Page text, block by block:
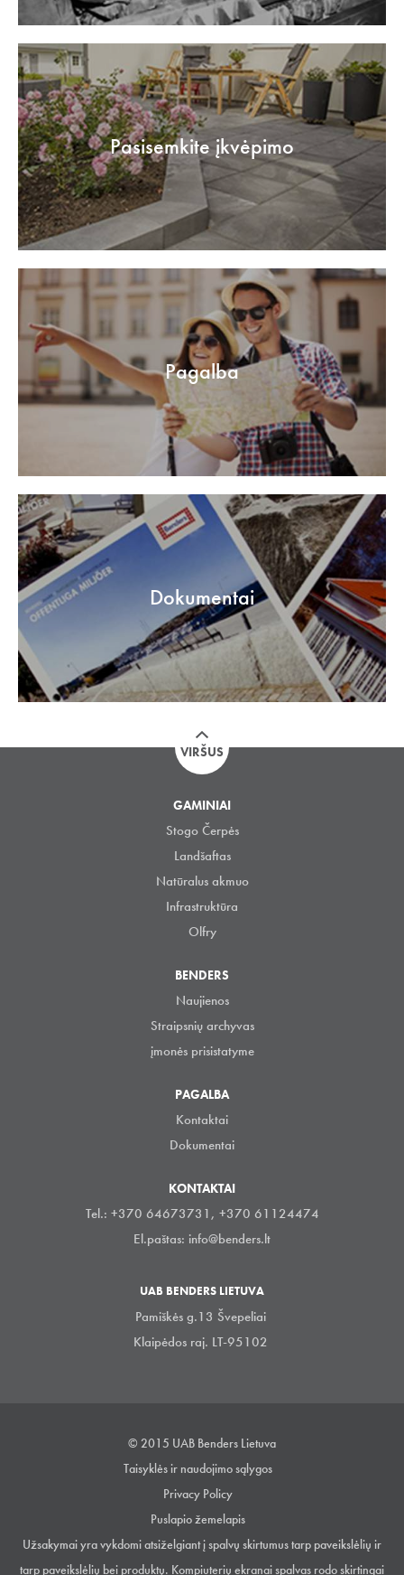
Pasisemkite įkvėpimo
Pagalba
Dokumentai
VIRŠUS
GAMINIAI
Stogo Čerpės
Landšaftas
Natūralus akmuo
Infrastruktūra
Olfry
BENDERS
Naujienos
Straipsnių archyvas
įmonės prisistatyme
PAGALBA
Kontaktai
Dokumentai
KONTAKTAI
Tel.: +370 64673731, +370 61124474
El.paštas: info@benders.lt
UAB BENDERS LIETUVA
Pamiškės g.13 Švepeliai
Klaipėdos raj. LT-95102
© 2015 UAB Benders Lietuva
Taisyklės ir naudojimo sąlygos
Privacy Policy
Puslapio žemelapis
Užsakymai yra vykdomi atsiželgiant į spalvų skirtumus tarp paveikslėlių ir
tarp paveikslėlių bei produktų. Kompiuterių ekranai spalvas rodo skirtingai